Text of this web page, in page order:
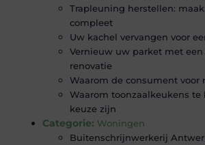
Trapleuning herstellen:
compleet
Uw kachel vervangen voor
Vernieuw uw parket met
renovatie
Waarom de consument voor
Waarom toonzaalkeukens
keuze zijn
Categorie: Woningen
Buitenschrijnwerkerij